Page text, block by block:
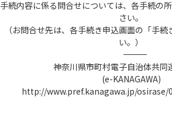
手続内容に係る問合せについては、各手続の
さい。
（お問合せ先は、各手続き申込画面の「手
い。）
――――――――――――――――――――――――――――――――――――――――――――――――――
神奈川県市町村電子自治体共同
(e-KANAGAWA)
http://www.pref.kanagawa.jp/osirase/